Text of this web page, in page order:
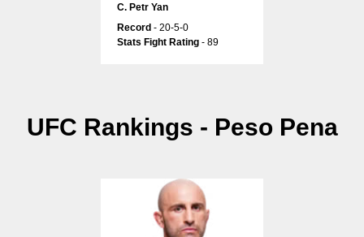
С. Petr Yan
Record - 20-5-0
Stats Fight Rating - 89
UFC Rankings - Peso Pena